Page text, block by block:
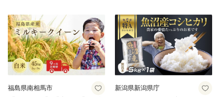
福島県南相馬市 新潟県新潟県庁